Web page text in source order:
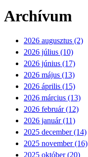
Archívum
2026 augusztus (2)
2026 július (10)
2026 június (17)
2026 május (13)
2026 április (15)
2026 március (13)
2026 február (12)
2026 január (11)
2025 december (14)
2025 november (16)
2025 október (20)